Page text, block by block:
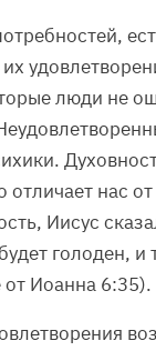
люди не
отличает нас
Иисус
голоден, и
Иоанна 6:35).